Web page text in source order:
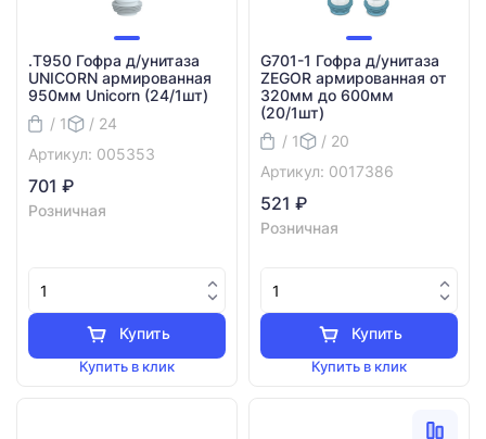
.Т950 Гофра д/унитаза
UNICORN армированная
950мм Unicorn (24/1шт)
/ 1
/ 24
Артикул: 005353
701 ₽
Розничная
Купить
Купить в клик
G701-1 Гофра д/унитаза
ZEGOR армированная от
320мм до 600мм
(20/1шт)
/ 1
/ 20
Артикул: 0017386
521 ₽
Розничная
Купить
Купить в клик